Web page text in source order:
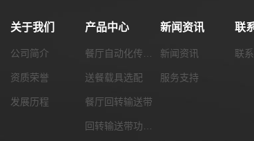
关于我们
公司简介
资质荣誉
发展历程
产品中心
送餐载具选配
餐厅回转输送带
新闻资讯
新闻资讯
服务支持
联
联